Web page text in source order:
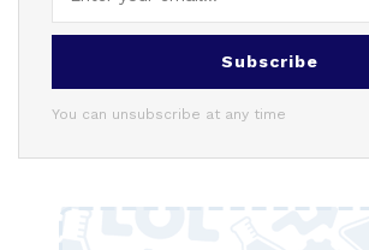
Subscribe
You can unsubscribe at any time